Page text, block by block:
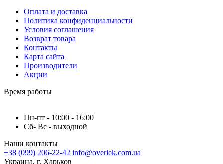
Оплата и доставка
Политика конфиденциальности
Условия соглашения
Возврат товара
Контакты
Карта сайта
Производители
Акции
Время работы
Пн-пт - 10:00 - 16:00
Сб- Вс - выходной
Наши контакты
+38 (099) 206-22-42 info@overlok.com.ua
Украина, г. Харьков